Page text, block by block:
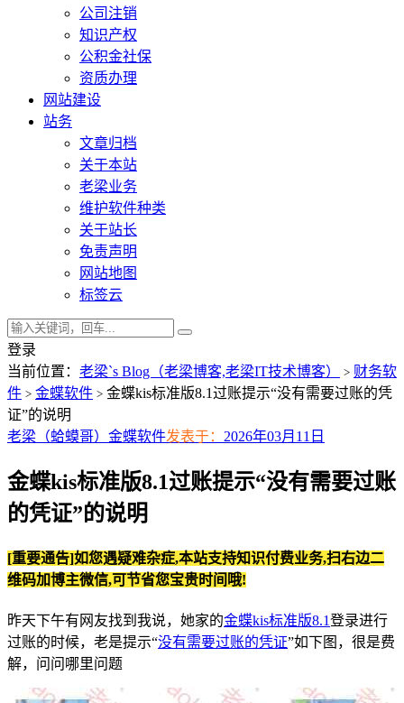
公司注销
知识产权
公积金社保
资质办理
网站建设
站务
文章归档
关于本站
老梁业务
维护软件种类
关于站长
免责声明
网站地图
标签云
登录
当前位置： 老梁`s Blog（老梁博客,老梁IT技术博客） > 财务软
件 > 金蝶软件 > 金蝶kis标准版8.1过账提示“没有需要过账的凭
证”的说明
老梁（蛤蟆哥） 金蝶软件发表于： 2026年03月11日
金蝶kis标准版8.1过账提示“没有需要过账
的凭证”的说明
[重要通告]如您遇疑难杂症,本站支持知识付费业务,扫右边二
维码加博主微信,可节省您宝贵时间哦!
昨天下午有网友找到我说，她家的金蝶kis标准版8.1登录进行
过账的时候，老是提示“没有需要过账的凭证”如下图，很是费
解，问问哪里问题